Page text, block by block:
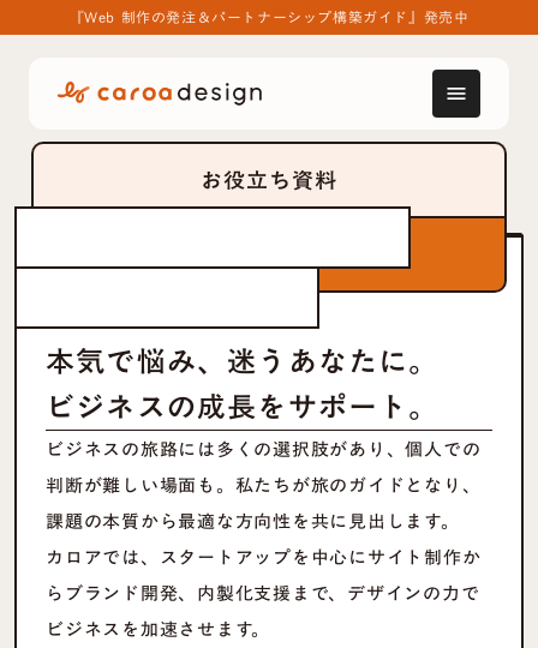
『Web 制作の発注＆パートナーシップ構築ガイド』発売中
menu
ビジネス
お役立ち資料
愛をもって挑み、
本気で悩み、迷うあなたに。
ビジネスの成長をサポート。
ビジネスの旅路には多くの選択肢があり、個人での
判断が難しい場面も。私たちが旅のガイドとなり、
課題の本質から最適な方向性を共に見出します。
カロアでは、スタートアップを中心にサイト制作か
らブランド開発、内製化支援まで、デザインの力で
ビジネスを加速させます。